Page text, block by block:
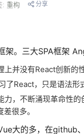
: 重构 分享
。三大SPA框架
并没有React创新的
了React，只是语法形
力，不断涌现革命性
很多。
大的多，在